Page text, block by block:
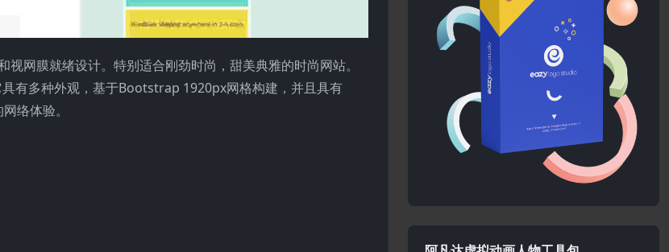
网膜就绪设计。特别适合刚劲时尚，甜美典雅的时尚网站。
有多种外观，基于Bootstrap 1920px网格构建，并且具有
络体验。